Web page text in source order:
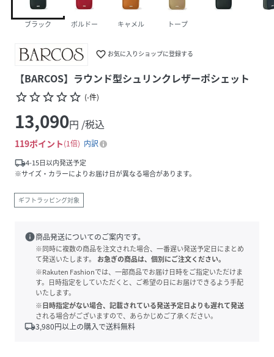
ブラック ボルドー キャメル トープ
favorite_border お気に入りショップに登録する
【BARCOS】ラウンド型シュリンクレザーポシェット
star_borderstar_borderstar_borderstar_borderstar_border (-件)
13,090円 /税込
119ポイント 1倍
内訳
local_shipping4-15日以内発送予定
※サイズ・カラーによりお届け日が異なる場合があります。
ギフトラッピング対象
info商品発送についてのご案内です。
※同時に複数の商品を注文された場合、一番遅い発送予定日にまとめ
て発送いたします。
お急ぎの商品は、個別にご注文ください。
※Rakuten Fashionでは、一部商品でお届け日時をご指定いただけま
す。日時指定をしていただくと、ご希望の日にお届けできるよう手配
いたします。
※日時指定がない場合、記載されている発送予定日よりも遅れて発送
される場合がございますので、あらかじめご了承ください。
local_shipping3,980円以上の購入で送料無料